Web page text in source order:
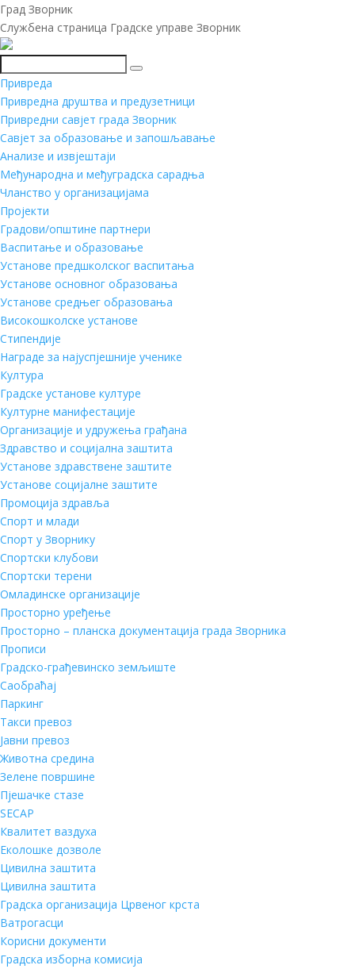
Град Зворник
Службена страница Градске управе Зворник
Претражи
Привреда
Привредна друштва и предузетници
Привредни савјет града Зворник
Савјет за образовање и запошљавање
Анализе и извјештаји
Међународна и међуградска сарадња
Чланство у организацијама
Пројекти
Градови/општине партнери
Васпитање и образовање
Установе предшколског васпитања
Установе основног образовања
Установе средњег образовања
Високошколске установе
Стипендије
Награде за најуспјешније ученике
Култура
Градске установе културе
Културне манифестације
Организације и удружења грађана
Здравство и социјална заштита
Установе здравствене заштите
Установе социјалне заштите
Промоција здравља
Спорт и млади
Спорт у Зворнику
Спортски клубови
Спортски терени
Омладинске организације
Просторно уређење
Просторно – планска документација града Зворника
Прописи
Градско-грађевинско земљиште
Саобраћај
Паркинг
Такси превоз
Јавни превоз
Животна средина
Зелене површине
Пјешачке стазе
SECAP
Квалитет ваздуха
Еколошке дозволе
Цивилна заштита
Цивилна заштита
Градска организација Црвеног крста
Ватрогасци
Корисни документи
Градска изборна комисија